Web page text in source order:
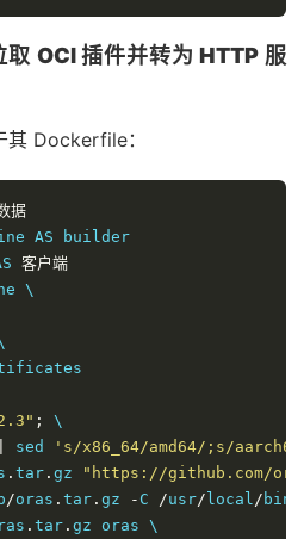
OCI 插件并转为 HTTP 服
Dockerfile：
据
客户端
\
;
\
sed
's/x86_64/amd64/;s/
. tar . gz
"https://github.com/oras-
/oras . tar . gz - C /usr/ local/ bin
. tar . gz oras \